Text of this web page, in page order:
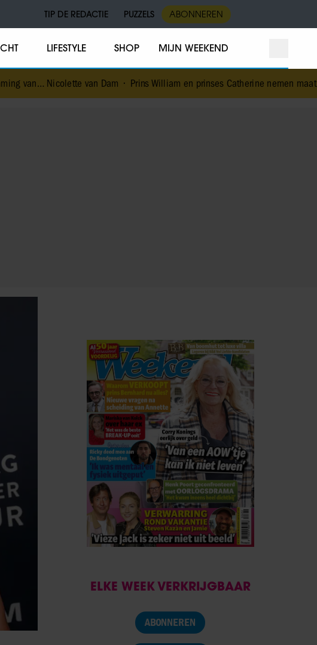
TIP DE REDACTIE PUZZELS ABONNEREN
LIFESTYLE SHOP MIJN WEEKEND
van Dam•Prins William en prinses Catherine nemen maatregel voor
ELKE WEEK VERKRIJGBAAR
ABONNEREN